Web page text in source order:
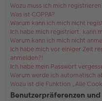
Wozu muss ich mich
Was ist COPPA?
Warum kann ich mich nicht
Ich habe mich registriert, kann
Warum kann ich mich nicht
Ich habe mich vor einiger Zeit
anmelden?!
Ich habe mein Passwort
Warum werde ich automatisch
Wozu ist die Funktion „Alle
Benutzerpräferenzen